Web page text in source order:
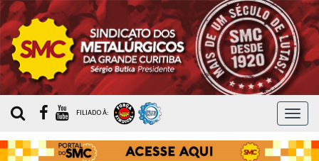
MENU
FILIADO À: